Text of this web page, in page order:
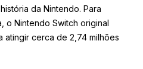
da Nintendo. Para
o Nintendo Switch original
atingir cerca de 2,74 milhões